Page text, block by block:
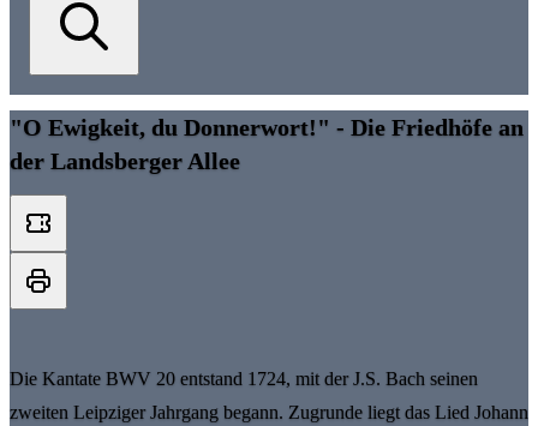
"O Ewigkeit, du Donnerwort!" - Die Friedhöfe an
der Landsberger Allee
Die Kantate BWV 20 entstand 1724, mit der J.S. Bach seinen
zweiten Leipziger Jahrgang begann. Zugrunde liegt das Lied Johann